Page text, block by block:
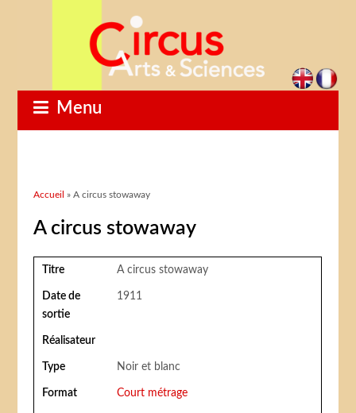
Menu
Vous êtes ici
Accueil » A circus stowaway
A circus stowaway
Titre A circus stowaway
Date de
sortie
1911
Réalisateur
Type Noir et blanc
Format Court métrage